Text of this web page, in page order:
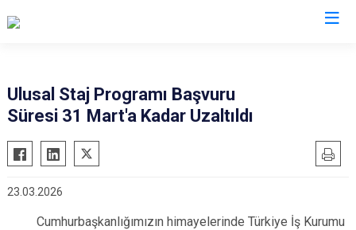
Ulusal Staj Programı Başvuru
Süresi 31 Mart'a Kadar Uzaltıldı
23.03.2026
Cumhurbaşkanlığımızın himayelerinde Türkiye İş Kurumu